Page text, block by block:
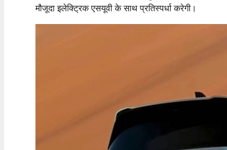
मौजूदा इलेक्ट्रिक एसयूवी के साथ प्रतिस्पर्धा करेगी।